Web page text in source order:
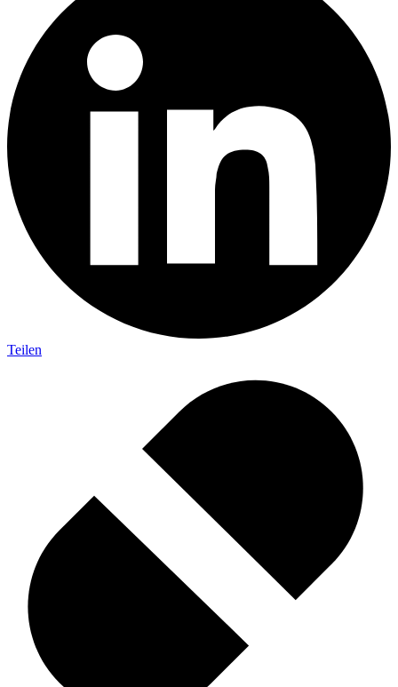
Teilen